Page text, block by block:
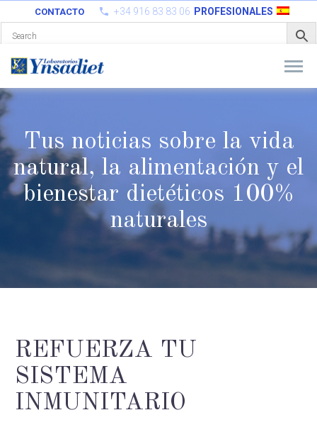
CONTACTO +34 916 83 83 06 PROFESIONALES
Tus noticias sobre la vida
natural, la alimentación y el
bienestar dietéticos 100%
naturales
REFUERZA TU
SISTEMA
INMUNITARIO